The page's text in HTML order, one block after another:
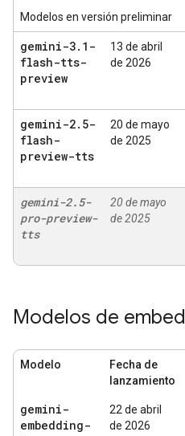
Modelos en versión preliminar
gemini-3. 1-
flash-tts-
preview
13 de abril
de 2026
gemini-2. 5-
flash-
preview-tts
20 de mayo
de 2025
gemini-2.5-
pro-preview-
tts
20 de mayo
de 2025
Modelos de
Modelo
Fecha de
lanzamiento
gemini-
embedding-
22 de abril
de 2026